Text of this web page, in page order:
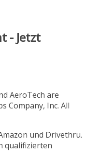
- Jetzt
AeroTech are
Company, Inc. All
und Drivethru.
qualifizierten